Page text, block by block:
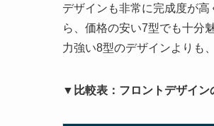
デザインも非常に完成度が
ら、価格の安い7型でも十分
力強い8型のデザインよりも
▼比較表：フロントデザイン